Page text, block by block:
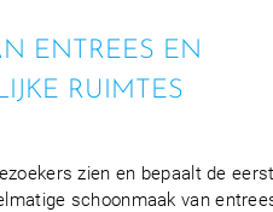
ENTREES EN
RUIMTES
zien en bepaalt de
schoonmaak van